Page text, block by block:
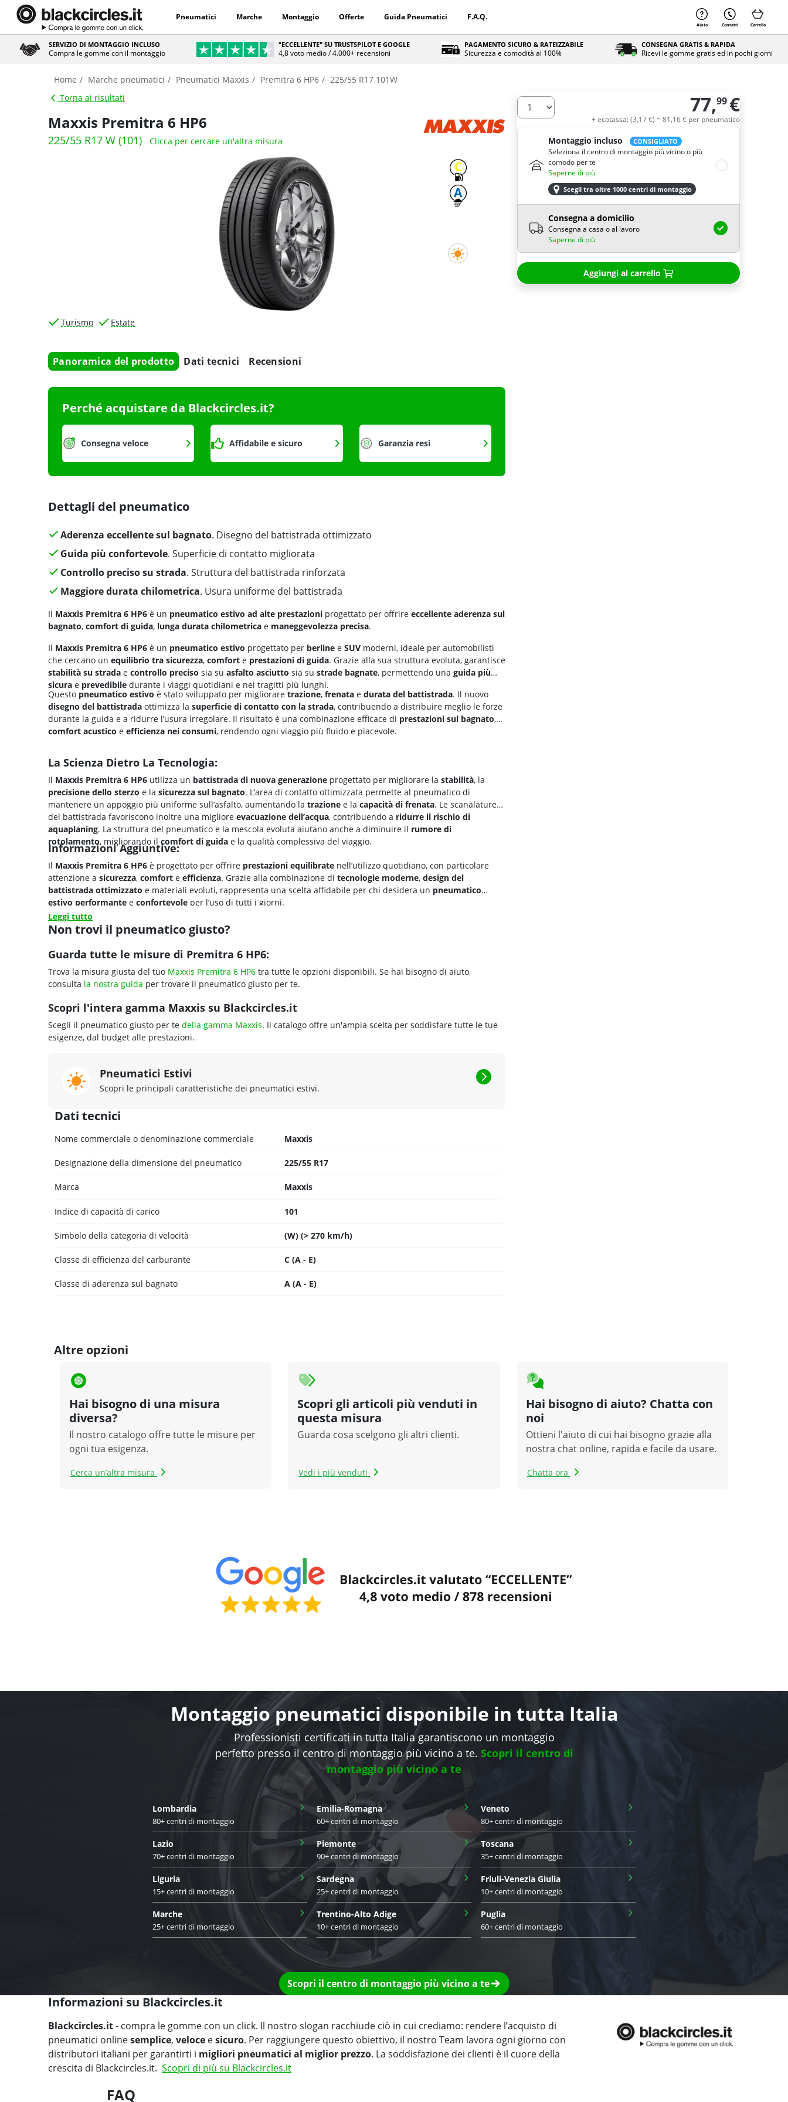
Pneumatici Marche Montaggio Offerte Guida Pneumatici F.A.Q.
Aiuto Contatti Carrello
SERVIZIO DI MONTAGGIO INCLUSO
Compra le gomme con il montaggio
"ECCELLENTE" SU TRUSTSPILOT E GOOGLE
4,8 voto medio / 4.000+ recensioni
PAGAMENTO SICURO & RATEIZZABILE
Sicurezza e comodità al 100%
CONSEGNA GRATIS & RAPIDA
Ricevi le gomme gratis ed in pochi giorni
Home Marche pneumatici Pneumatici Maxxis Premitra 6 HP6
225/55 R17 101W
Torna ai risultati
Maxxis Premitra 6 HP6
225/55 R17 W (101) Clicca per cercare un'altra misura
C
A
Turismo Estate
Panoramica del prodotto Dati tecnici Recensioni
Perché acquistare da Blackcircles.it?
Consegna veloce Affidabile e sicuro Garanzia resi
Dettagli del pneumatico
Aderenza eccellente sul bagnato. Disegno del battistrada ottimizzato
Guida più confortevole. Superficie di contatto migliorata
Controllo preciso su strada. Struttura del battistrada rinforzata
Maggiore durata chilometrica. Usura uniforme del battistrada
Il Maxxis Premitra 6 HP6 è un pneumatico estivo ad alte prestazioni progettato per offrire eccellente aderenza sul
bagnato, comfort di guida, lunga durata chilometrica e maneggevolezza precisa.
Il Maxxis Premitra 6 HP6 è un pneumatico estivo progettato per berline e SUV moderni, ideale per automobilisti
che cercano un equilibrio tra sicurezza, comfort e prestazioni di guida. Grazie alla sua struttura evoluta, garantisce
stabilità su strada e controllo preciso sia su asfalto asciutto sia su strade bagnate, permettendo una guida più
sicura e prevedibile durante i viaggi quotidiani e nei tragitti più lunghi.
Questo pneumatico estivo è stato sviluppato per migliorare trazione, frenata e durata del battistrada. Il nuovo
disegno del battistrada ottimizza la superficie di contatto con la strada, contribuendo a distribuire meglio le forze
durante la guida e a ridurre l’usura irregolare. Il risultato è una combinazione efficace di prestazioni sul bagnato,
comfort acustico e efficienza nei consumi, rendendo ogni viaggio più fluido e piacevole.
La Scienza Dietro La Tecnologia:
Il Maxxis Premitra 6 HP6 utilizza un battistrada di nuova generazione progettato per migliorare la stabilità, la
precisione dello sterzo e la sicurezza sul bagnato. L’area di contatto ottimizzata permette al pneumatico di
mantenere un appoggio più uniforme sull’asfalto, aumentando la trazione e la capacità di frenata. Le scanalature
del battistrada favoriscono inoltre una migliore evacuazione dell’acqua, contribuendo a ridurre il rischio di
aquaplaning. La struttura del pneumatico e la mescola evoluta aiutano anche a diminuire il rumore di
rotolamento, migliorando il comfort di guida e la qualità complessiva del viaggio.
Informazioni Aggiuntive:
Il Maxxis Premitra 6 HP6 è progettato per offrire prestazioni equilibrate nell’utilizzo quotidiano, con particolare
attenzione a sicurezza, comfort e efficienza. Grazie alla combinazione di tecnologie moderne, design del
battistrada ottimizzato e materiali evoluti, rappresenta una scelta affidabile per chi desidera un pneumatico
estivo performante e confortevole per l’uso di tutti i giorni.
Leggi tutto
Non trovi il pneumatico giusto?
Guarda tutte le misure di Premitra 6 HP6:
Trova la misura giusta del tuo Maxxis Premitra 6 HP6 tra tutte le opzioni disponibili. Se hai bisogno di aiuto,
consulta la nostra guida per trovare il pneumatico giusto per te.
Scopri l'intera gamma Maxxis su Blackcircles.it
Scegli il pneumatico giusto per te della gamma Maxxis. Il catalogo offre un'ampia scelta per soddisfare tutte le tue
esigenze, dal budget alle prestazioni.
Pneumatici Estivi
Scopri le principali caratteristiche dei pneumatici estivi.
Dati tecnici
Nome commerciale o denominazione commerciale Maxxis
Designazione della dimensione del pneumatico 225/55 R17
Marca Maxxis
Indice di capacità di carico 101
Simbolo della categoria di velocità (W) (> 270 km/h)
Classe di efficienza del carburante C (A - E)
Classe di aderenza sul bagnato A (A - E)
Quantità 77,99 €
+ ecotassa: (3,17€) = 81,16€ per pneumatico
Montaggio incluso CONSIGLIATO
Seleziona il centro di montaggio più vicino o più
comodo per te
Saperne di più
Scegli tra oltre 1000 centri di montaggio
Consegna a domicilio
Consegna a casa o al lavoro
Saperne di più
Aggiungi al carrello
Altre opzioni
Hai bisogno di una misura
diversa?
Il nostro catalogo offre tutte le misure per
ogni tua esigenza.
Cerca un’altra misura
Scopri gli articoli più venduti in
questa misura
Guarda cosa scelgono gli altri clienti.
Vedi i più venduti
Hai bisogno di aiuto? Chatta con
noi
Ottieni l'aiuto di cui hai bisogno grazie alla
nostra chat online, rapida e facile da usare.
Chatta ora
Montaggio pneumatici disponibile in tutta Italia
Professionisti certificati in tutta Italia garantiscono un montaggio
perfetto presso il centro di montaggio più vicino a te. Scopri il centro di
montaggio più vicino a te
Lombardia
80+ centri di montaggio
› Emilia-Romagna
60+ centri di montaggio
› Veneto
80+ centri di montaggio
›
Lazio
70+ centri di montaggio
› Piemonte
90+ centri di montaggio
› Toscana
35+ centri di montaggio
›
Liguria
15+ centri di montaggio
› Sardegna
25+ centri di montaggio
› Friuli-Venezia Giulia
10+ centri di montaggio
›
Marche
25+ centri di montaggio
› Trentino-Alto Adige
10+ centri di montaggio
› Puglia
60+ centri di montaggio
›
Scopri il centro di montaggio più vicino a te
Informazioni su Blackcircles.it
Blackcircles.it- compra le gomme con un click. Il nostro slogan racchiude ciò in cui crediamo: rendere l’acquisto di
pneumatici onlinesemplice, veloce esicuro. Per raggiungere questo obiettivo, il nostro Team lavora ogni giorno con
distributori italiani per garantirti i migliori pneumatici al miglior prezzo. La soddisfazione dei clienti è il cuore della
crescita di Blackcircles.it. Scopri di più su Blackcircles.it
FAQ